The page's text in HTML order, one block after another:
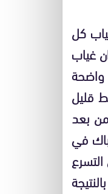
للقاء غياب كل
غياب
قليل
بعد
في